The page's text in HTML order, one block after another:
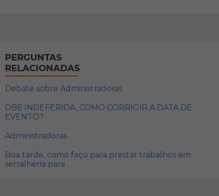
PERGUNTAS
RELACIONADAS
Debate sobre Administradoras
DBE INDEFERIDA, COMO CORRIGIR A DATA DE
EVENTO?
Administradoras
Boa tarde, como faço para prestar trabalhos em
serralheria para ...